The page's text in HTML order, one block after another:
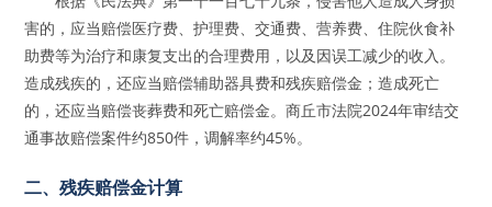
害的，应当赔偿医疗费、护理费、交通费、营养费、住院伙食补
助费等为治疗和康复支出的合理费用，以及因误工减少的收入。
造成残疾的，还应当赔偿辅助器具费和残疾赔偿金；造成死亡
的，还应当赔偿丧葬费和死亡赔偿金。商丘市法院2024年审结交
通事故赔偿案件约850件，调解率约45%。
二、残疾赔偿金计算